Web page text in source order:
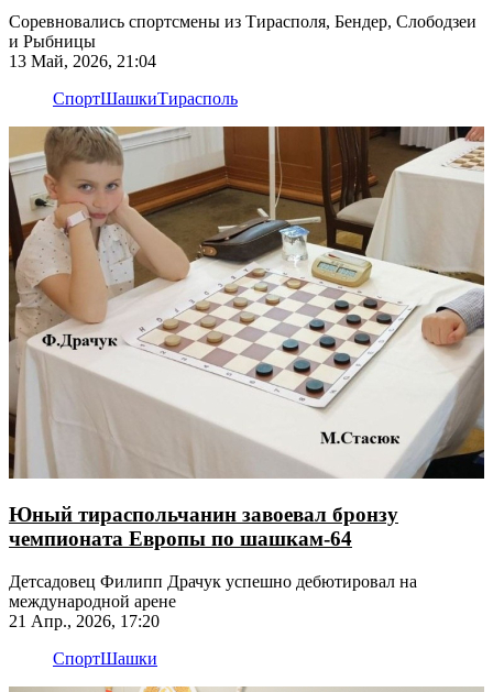
Соревновались спортсмены из Тирасполя, Бендер, Слободзеи
и Рыбницы
13 Май, 2026, 21:04
СпортШашкиТирасполь
Юный тираспольчанин завоевал бронзу
чемпионата Европы по шашкам-64
Детсадовец Филипп Драчук успешно дебютировал на
международной арене
21 Апр., 2026, 17:20
СпортШашки